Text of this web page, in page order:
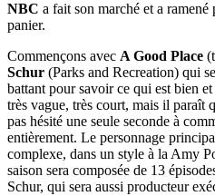
NBC a fait son marché et a ramené
panier.
Commençons avec A Good Place
Schur (Parks and Recreation) qui
battant pour savoir ce qui est bien
très vague, très court, mais il paraît
pas hésité une seule seconde à
entièrement. Le personnage
complexe, dans un style à la Amy
saison sera composée de 13
Schur, qui sera aussi producteur